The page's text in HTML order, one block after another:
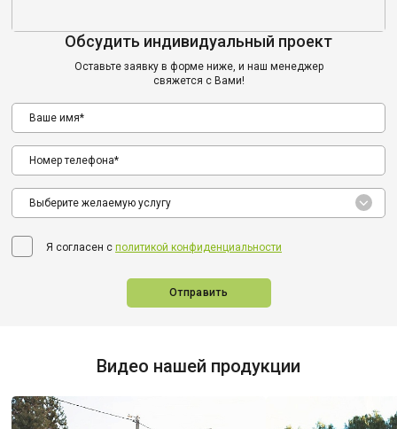
Обсудить индивидуальный проект
Оставьте заявку в форме ниже, и наш менеджер
свяжется с Вами!
Выберите желаемую услугу
Я согласен с политикой конфиденциальности
Отправить
Видео нашей продукции